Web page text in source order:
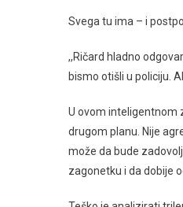
Svega tu ima – i
,,Ričard hladno
bismo otišli u policiju.
U ovom inteligentnom
drugom planu. Nije
može da bude
zagonetku i da dobije